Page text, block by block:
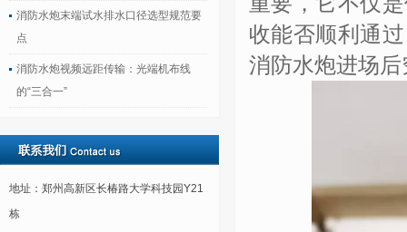
消防水炮末端试水排水口径选型规范要
点
消防水炮视频远距传输：光端机布线
的“三合一”
地址：郑州高新区长椿路大学科技园Y21
栋
收能否顺利通
消防水炮进场